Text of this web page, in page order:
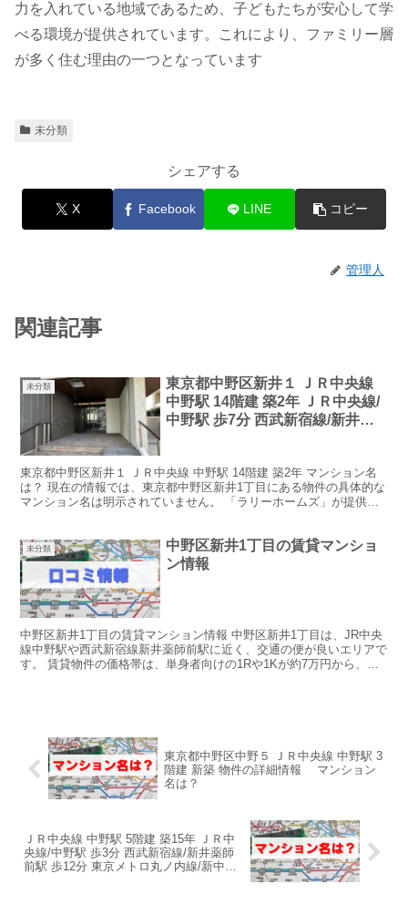
力を入れている地域であるため、子どもたちが安心して学
べる環境が提供されています。これにより、ファミリー層
が多く住む理由の一つとなっています
未分類
シェアする
X Facebook LINE コピー
管理人
関連記事
未分類
東京都中野区新井１ ＪＲ中央線
中野駅 14階建 築2年 ＪＲ中央線/
中野駅 歩7分 西武新宿線/新井薬
名は？
東京都中野区新井１ ＪＲ中央線 中野駅 14階建 築2年 マンション名
は？ 現在の情報では、東京都中野区新井1丁目にある物件の具体的な
マンション名は明示されていません。 「ラリーホームズ」が提供す
未分類
中野区新井1丁目の賃貸マンショ
ン情報
中野区新井1丁目の賃貸マンション情報 中野区新井1丁目は、JR中央
線中野駅や西武新宿線新井薬師前駅に近く、交通の便が良いエリアで
す。 賃貸物件の価格帯は、単身者向けの1Rや1Kが約7万円から、フ
東京都中野区中野５ ＪＲ中央線 中野駅 3
階建 新築 物件の詳細情報 マンション
名は？
ＪＲ中央線 中野駅 5階建 築15年 ＪＲ中
央線/中野駅 歩3分 西武新宿線/新井薬師
前駅 歩12分 東京メトロ丸ノ内線/新中野